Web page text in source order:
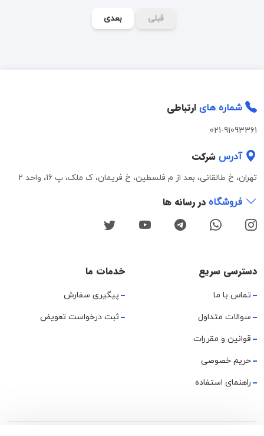
قبلی بعدی
شماره های ارتباطی
021-91093361
آدرس شرکت
تهران، خ طالقانی، بعد از م فلسطین، خ فریمان، ک ملک، پ 16، واحد 2
فروشگاه در رسانه ها
دسترسی سریع
تماس با ما
سوالات متداول
قوانین و مقررات
حریم خصوصی
راهنمای استفاده
خدمات ما
پیگیری سفارش
ثبت درخواست تعویض